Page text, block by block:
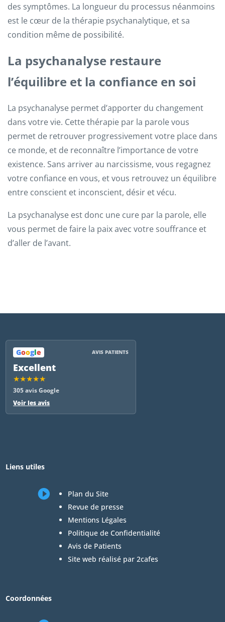
des symptômes. La longueur du processus néanmoins
est le cœur de la thérapie psychanalytique, et sa
condition même de possibilité.
La psychanalyse restaure
l’équilibre et la confiance en soi
La psychanalyse permet d’apporter du changement
dans votre vie. Cette thérapie par la parole vous
permet de retrouver progressivement votre place dans
ce monde, et de reconnaître l’importance de votre
existence. Sans arriver au narcissisme, vous regagnez
votre confiance en vous, et vous retrouvez un équilibre
entre conscient et inconscient, désir et vécu.
La psychanalyse est donc une cure par la parole, elle
vous permet de faire la paix avec votre souffrance et
d’aller de l’avant.
Google AVIS PATIENTS
Excellent
★★★★★
305 avis Google
Voir les avis
Liens utiles

Plan du Site
Revue de presse
Mentions Légales
Politique de Confidentialité
Avis de Patients
Site web réalisé par 2cafes
Coordonnées